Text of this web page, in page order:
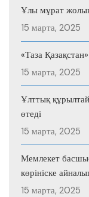
Ұлы мұрат
15 марта, 2025
«Таза
15 марта, 2025
Ұлттық
өтеді
15 марта, 2025
Мемлекет
көрініске
15 марта, 2025